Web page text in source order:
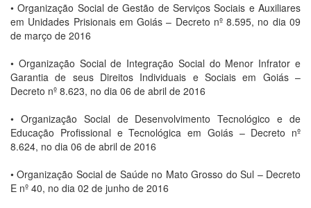
• Organização Social de Gestão de Serviços Sociais e Auxiliares
em Unidades Prisionais em Goiás – Decreto nº 8.595, no dia 09
de março de 2016
• Organização Social de Integração Social do Menor Infrator e
Garantia de seus Direitos Individuais e Sociais em Goiás –
Decreto nº 8.623, no dia 06 de abril de 2016
• Organização Social de Desenvolvimento Tecnológico e de
Educação Profissional e Tecnológica em Goiás – Decreto nº
8.624, no dia 06 de abril de 2016
• Organização Social de Saúde no Mato Grosso do Sul – Decreto
E nº 40, no dia 02 de junho de 2016